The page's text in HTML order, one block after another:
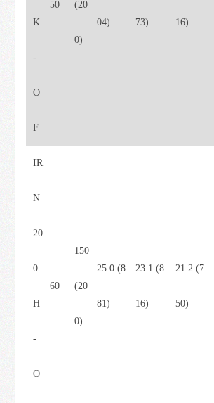
K
-
O
F
50 (20
0)
04) 73) 16)
IR
N
20
0
H
-
O
60
150
(20
0)
25.0 (8
81)
23.1 (8
16)
21.2 (7
50)